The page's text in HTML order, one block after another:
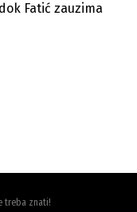
Fatić zauzima
treba znati!